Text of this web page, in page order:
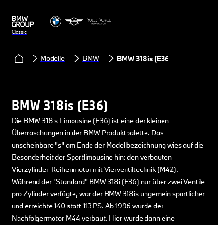
Classic
Modelle BMW BMW 318is (E36)
BMW 318is (E36)
Die BMW 318is Limousine (E36) ist eine der kleinen
Überraschungen in der BMW Produktpalette. Das
unscheinbare "s" am Ende der Modellbezeichnung wies auf die
Besonderheit der Sportlimousine hin: den verbauten
Vierzylinder-Reihenmotor mit Vierventiltechnik (M42).
Während der "Standard" BMW 318i (E36) nur über zwei Ventile
pro Zylinder verfügte, war der BMW 318is ungemein sportlicher
und erreichte 140 statt 113 PS. Ab 1996 wurde der
Nachfolgermotor M44 verbaut. Hier wurde dann eine